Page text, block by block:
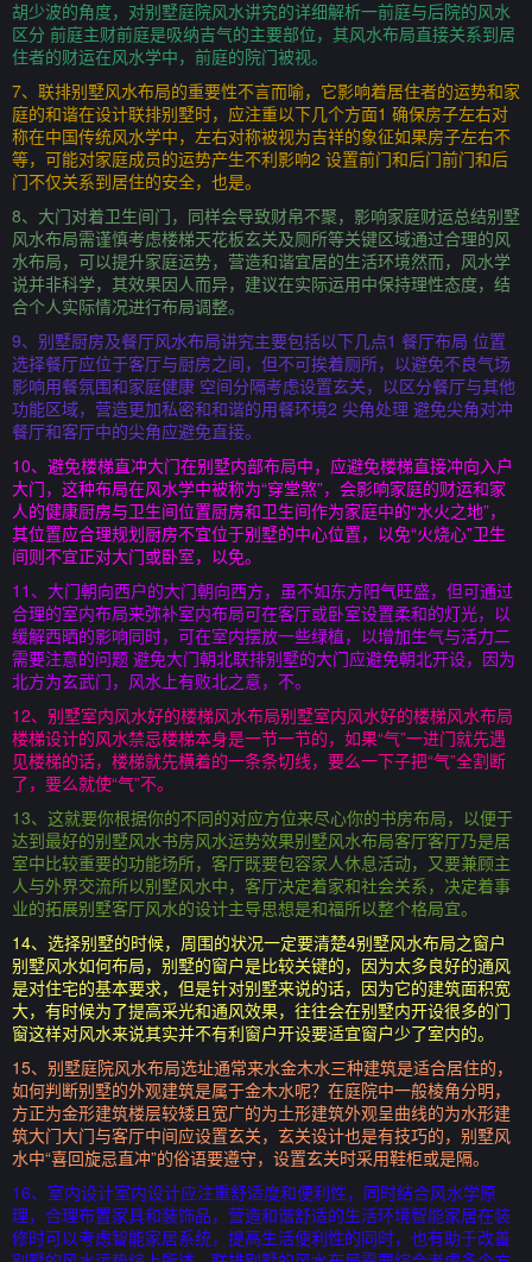
胡少波的角度，对别墅庭院风水讲究的详细解析一前庭与后院的风水
区分 前庭主财前庭是吸纳吉气的主要部位，其风水布局直接关系到居
住者的财运在风水学中，前庭的院门被视。
7、联排别墅风水布局的重要性不言而喻，它影响着居住者的运势和家
庭的和谐在设计联排别墅时，应注重以下几个方面1 确保房子左右对
称在中国传统风水学中，左右对称被视为吉祥的象征如果房子左右不
等，可能对家庭成员的运势产生不利影响2 设置前门和后门前门和后
门不仅关系到居住的安全，也是。
8、大门对着卫生间门，同样会导致财帛不聚，影响家庭财运总结别墅
风水布局需谨慎考虑楼梯天花板玄关及厕所等关键区域通过合理的风
水布局，可以提升家庭运势，营造和谐宜居的生活环境然而，风水学
说并非科学，其效果因人而异，建议在实际运用中保持理性态度，结
合个人实际情况进行布局调整。
9、别墅厨房及餐厅风水布局讲究主要包括以下几点1 餐厅布局 位置
选择餐厅应位于客厅与厨房之间，但不可挨着厕所，以避免不良气场
影响用餐氛围和家庭健康 空间分隔考虑设置玄关，以区分餐厅与其他
功能区域，营造更加私密和和谐的用餐环境2 尖角处理 避免尖角对冲
餐厅和客厅中的尖角应避免直接。
10、避免楼梯直冲大门在别墅内部布局中，应避免楼梯直接冲向入户
大门，这种布局在风水学中被称为“穿堂煞”，会影响家庭的财运和家
人的健康厨房与卫生间位置厨房和卫生间作为家庭中的“水火之地”，
其位置应合理规划厨房不宜位于别墅的中心位置，以免“火烧心”卫生
间则不宜正对大门或卧室，以免。
11、大门朝向西户的大门朝向西方，虽不如东方阳气旺盛，但可通过
合理的室内布局来弥补室内布局可在客厅或卧室设置柔和的灯光，以
缓解西晒的影响同时，可在室内摆放一些绿植，以增加生气与活力二
需要注意的问题 避免大门朝北联排别墅的大门应避免朝北开设，因为
北方为玄武门，风水上有败北之意，不。
12、别墅室内风水好的楼梯风水布局别墅室内风水好的楼梯风水布局
楼梯设计的风水禁忌楼梯本身是一节一节的，如果“气”一进门就先遇
见楼梯的话，楼梯就先横着的一条条切线，要么一下子把“气”全割断
了，要么就使“气”不。
13、这就要你根据你的不同的对应方位来尽心你的书房布局，以便于
达到最好的别墅风水书房风水运势效果别墅风水布局客厅客厅乃是居
室中比较重要的功能场所，客厅既要包容家人休息活动，又要兼顾主
人与外界交流所以别墅风水中，客厅决定着家和社会关系，决定着事
业的拓展别墅客厅风水的设计主导思想是和福所以整个格局宜。
14、选择别墅的时候，周围的状况一定要清楚4别墅风水布局之窗户
别墅风水如何布局，别墅的窗户是比较关键的，因为太多良好的通风
是对住宅的基本要求，但是针对别墅来说的话，因为它的建筑面积宽
大，有时候为了提高采光和通风效果，往往会在别墅内开设很多的门
窗这样对风水来说其实并不有利窗户开设要适宜窗户少了室内的。
15、别墅庭院风水布局选址通常来水金木水三种建筑是适合居住的，
如何判断别墅的外观建筑是属于金木水呢？在庭院中一般棱角分明，
方正为金形建筑楼层较矮且宽广的为土形建筑外观呈曲线的为水形建
筑大门大门与客厅中间应设置玄关，玄关设计也是有技巧的，别墅风
水中“喜回旋忌直冲”的俗语要遵守，设置玄关时采用鞋柜或是隔。
16、室内设计室内设计应注重舒适度和便利性，同时结合风水学原
理，合理布置家具和装饰品，营造和谐舒适的生活环境智能家居在装
修时可以考虑智能家居系统，提高生活便利性的同时，也有助于改善